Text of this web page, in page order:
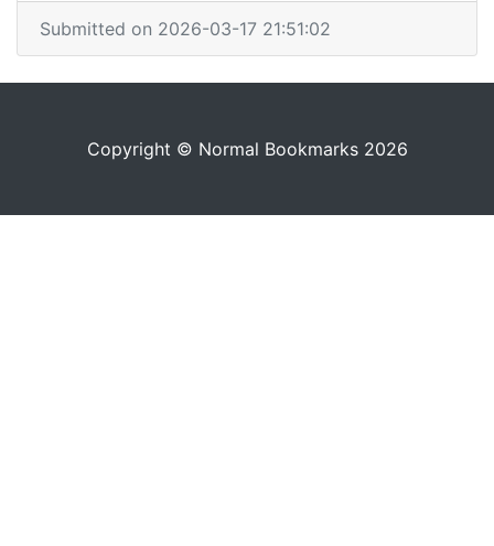
Submitted on 2026-03-17 21:51:02
Copyright © Normal Bookmarks 2026